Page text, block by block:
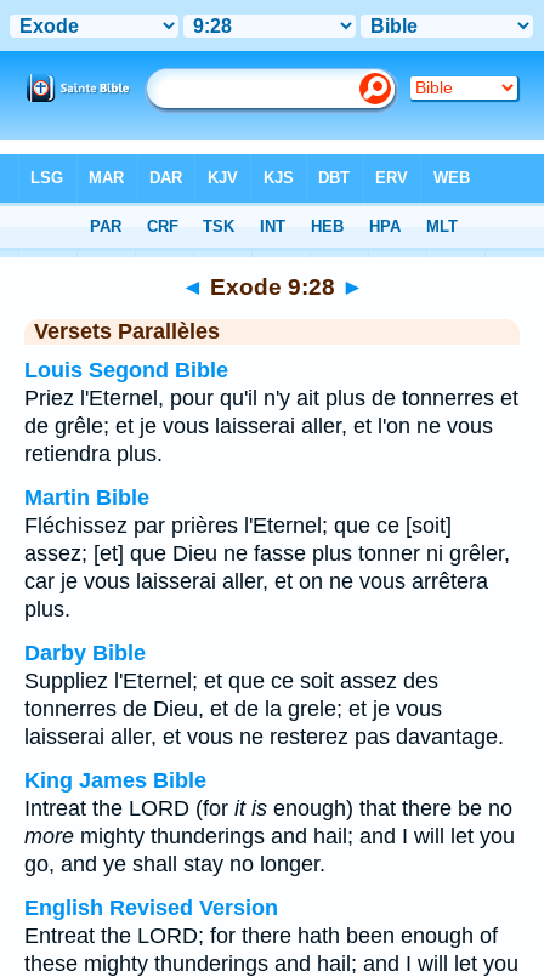
Chapitre 9> Verset 28
◄ Exode 9:28 ►
Versets Parallèles
Louis Segond Bible
Priez l'Eternel, pour qu'il n'y ait plus de tonnerres et
de grêle; et je vous laisserai aller, et l'on ne vous
retiendra plus.
Martin Bible
Fléchissez par prières l'Eternel; que ce [soit]
assez; [et] que Dieu ne fasse plus tonner ni grêler,
car je vous laisserai aller, et on ne vous arrêtera
plus.
Darby Bible
Suppliez l'Eternel; et que ce soit assez des
tonnerres de Dieu, et de la grele; et je vous
laisserai aller, et vous ne resterez pas davantage.
King James Bible
Intreat the LORD (for it is enough) that there be no
more mighty thunderings and hail; and I will let you
go, and ye shall stay no longer.
English Revised Version
Entreat the LORD; for there hath been enough of
these mighty thunderings and hail; and I will let you